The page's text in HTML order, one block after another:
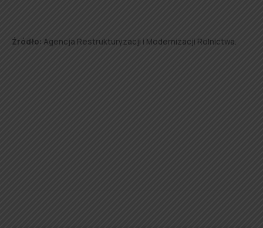
Źródło: Agencja Restrukturyzacji i Modernizacji Rolnictwa.